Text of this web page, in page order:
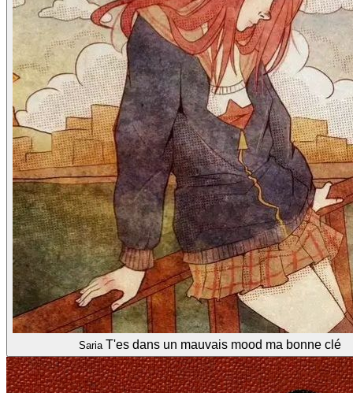
Saria T'es dans un mauvais mood ma bonne clé